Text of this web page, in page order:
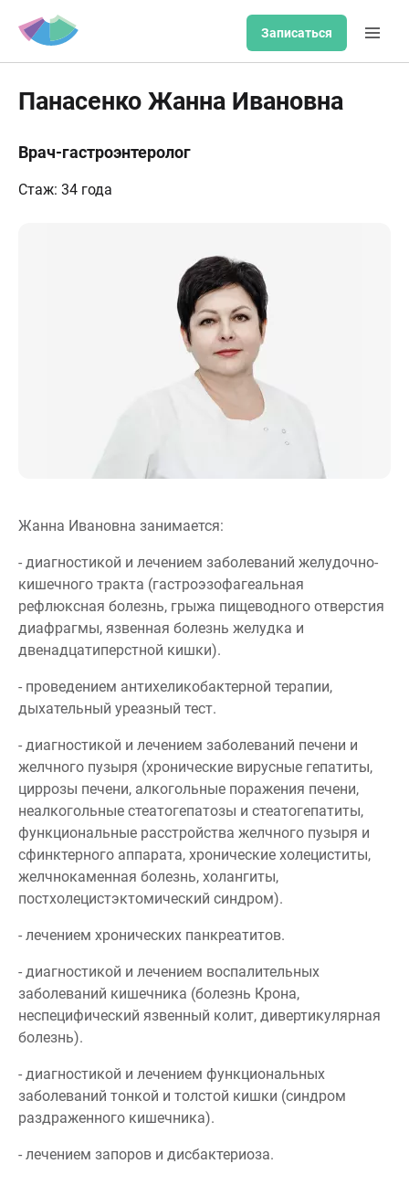
Записаться
Панасенко Жанна Ивановна
Врач-гастроэнтеролог
Стаж: 34 года
Жанна Ивановна занимается:
- диагностикой и лечением заболеваний желудочно-
кишечного тракта (гастроэзофагеальная
рефлюксная болезнь, грыжа пищеводного отверстия
диафрагмы, язвенная болезнь желудка и
двенадцатиперстной кишки).
- проведением антихеликобактерной терапии,
дыхательный уреазный тест.
- диагностикой и лечением заболеваний печени и
желчного пузыря (хронические вирусные гепатиты,
циррозы печени, алкогольные поражения печени,
неалкогольные стеатогепатозы и стеатогепатиты,
функциональные расстройства желчного пузыря и
сфинктерного аппарата, хронические холециститы,
желчнокаменная болезнь, холангиты,
постхолецистэктомический синдром).
- лечением хронических панкреатитов.
- диагностикой и лечением воспалительных
заболеваний кишечника (болезнь Крона,
неспецифический язвенный колит, дивертикулярная
болезнь).
- диагностикой и лечением функциональных
заболеваний тонкой и толстой кишки (синдром
раздраженного кишечника).
- лечением запоров и дисбактериоза.